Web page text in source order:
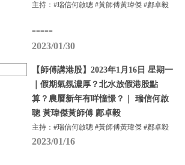
主持：#瑞信何啟聰 #黃師傅黃瑋傑 #鄺卓毅
=====
2023/01/30
【師傅講港股】2023年1月16日 星期一
｜假期氣氛濃厚？北水放假港股點
算？農曆新年有咩憧憬？｜ 瑞信何啟
聰 黃瑋傑黃師傅 鄺卓毅
主持：#瑞信何啟聰 #黃師傅黃瑋傑 #鄺卓毅
2023/01/16